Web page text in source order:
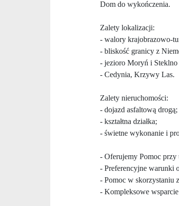
Dom do wykończenia.
Zalety lokalizacji:
- walory krajobrazowo-
- bliskość granicy z
- jezioro Moryń i Steklno
- Cedynia, Krzywy Las.
Zalety nieruchomości:
- dojazd asfaltową drogą;
- kształtna działka;
- świetne wykonanie i
- Oferujemy Pomoc przy
- Preferencyjne warunki
- Pomoc w skorzystaniu
- Kompleksowe wsparcie